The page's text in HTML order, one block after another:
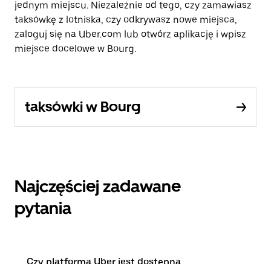
jednym miejscu. Niezależnie od tego, czy zamawiasz
taksówkę z lotniska, czy odkrywasz nowe miejsca,
zaloguj się na Uber.com lub otwórz aplikację i wpisz
miejsce docelowe w Bourg.
taksówki w Bourg
Najczęściej zadawane
pytania